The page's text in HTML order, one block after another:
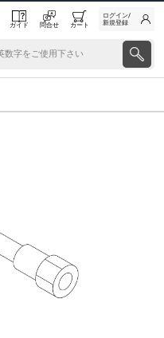
ガイド 問合せ カート
ログイン/
新規登録